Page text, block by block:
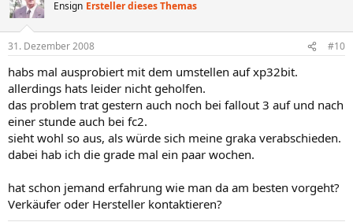
Ensign Ersteller dieses Themas
31. Dezember 2008 #10
habs mal ausprobiert mit dem umstellen auf xp32bit.
allerdings hats leider nicht geholfen.
das problem trat gestern auch noch bei fallout 3 auf und nach
einer stunde auch bei fc2.
sieht wohl so aus, als würde sich meine graka verabschieden.
dabei hab ich die grade mal ein paar wochen.
hat schon jemand erfahrung wie man da am besten vorgeht?
Verkäufer oder Hersteller kontaktieren?